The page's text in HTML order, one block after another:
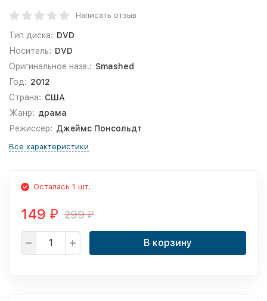
Написать отзыв
Тип диска: DVD
Носитель: DVD
Оригинальное назв.: Smashed
Год: 2012
Страна: США
Жанр: драма
Режиссер: Джеймс Понсольдт
Все характеристики
Осталась 1 шт.
149 ₽ 299₽
В корзину